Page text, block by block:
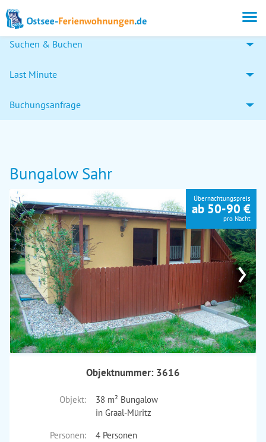
Suchen & Buchen
Last Minute
Buchungsanfrage
Bungalow Sahr
›
Übernachtungspreis
ab 50-90 €
pro Nacht
Objektnummer: 3616
Objekt:
38 m² Bungalow
in Graal-Müritz
Personen:
4 Personen